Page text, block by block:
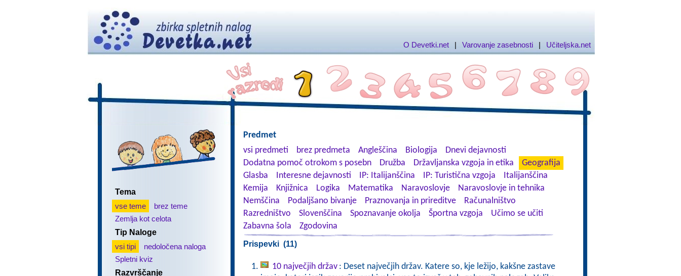
O Devetki.net | Varovanje zasebnosti | Učiteljska.net
Tema
vse teme
brez teme
Zemlja kot celota
Tip Naloge
vsi tipi
nedoločena naloga
Spletni kviz
Razvrščanje
Predmet
vsi predmeti
brez predmeta Angleščina Biologija
Dnevi dejavnosti
Dodatna pomoč otrokom s posebn
Družba Državljanska vzgoja in etika
Geografija
Glasba
Interesne dejavnosti IP: Italijanščina IP: Turistična vzgoja
Italijanščina
Kemija
Knjižnica Logika Matematika Naravoslovje
Naravoslovje in tehnika
Nemščina
Podaljšano bivanje Praznovanja in prireditve
Računalništvo
Razredništvo
Slovenščina Spoznavanje okolja Športna vzgoja
Učimo se učiti
Zabavna šola
Zgodovina
Prispevki (11)
10 največjih držav : Deset največjih držav. Katere so, kje ležijo, kakšne zastave